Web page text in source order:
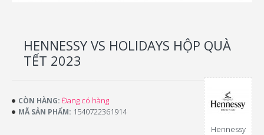
HENNESSY VS HOLIDAYS HỘP QUÀ
TẾT 2023
CÒN HÀNG: Đang có hàng
MÃ SẢN PHẨM: 1540722361914
Hennessy